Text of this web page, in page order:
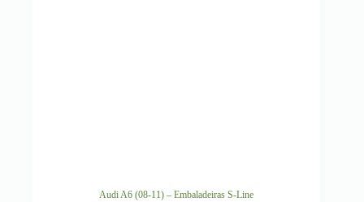
Audi A6 (08-11) – Embaladeiras S-Line